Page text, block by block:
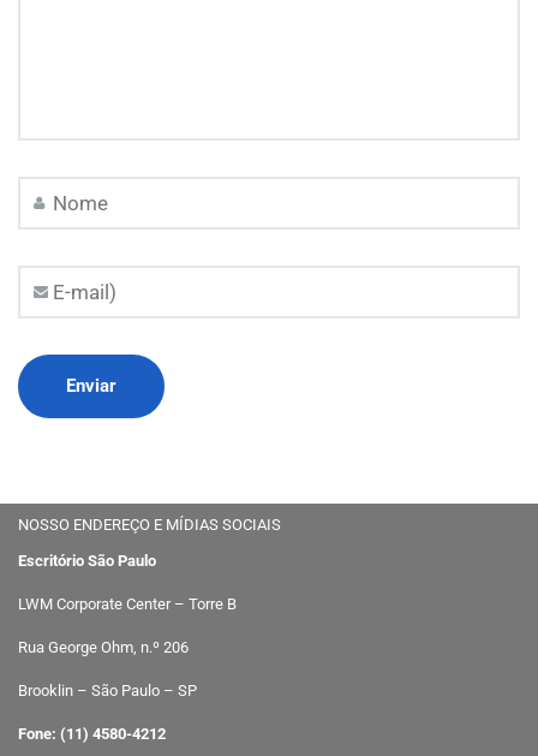
NOSSO ENDEREÇO E MÍDIAS SOCIAIS
Escritório São Paulo
LWM Corporate Center – Torre B
Rua George Ohm, n.º 206
Brooklin – São Paulo – SP
Fone: (11) 4580-4212